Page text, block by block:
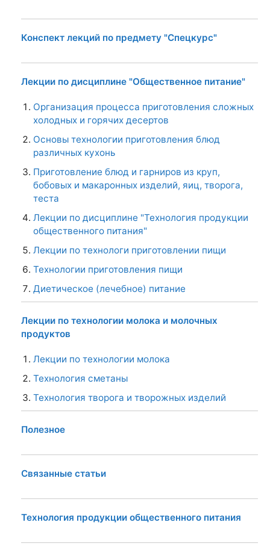
Конспект лекций по предмету "Спецкурс"
Лекции по дисциплине "Общественное питание"
Организация процесса приготовления сложных
холодных и горячих десертов
Основы технологии приготовления блюд
различных кухонь
Приготовление блюд и гарниров из круп,
бобовых и макаронных изделий, яиц, творога,
теста
Лекции по дисциплине "Технология продукции
общественного питания"
Лекции по технологи приготовлении пищи
Технологии приготовления пищи
Диетическое (лечебное) питание
Лекции по технологии молока и молочных
продуктов
Лекции по технологии молока
Технология сметаны
Технология творога и творожных изделий
Полезное
Связанные статьи
Технология продукции общественного питания